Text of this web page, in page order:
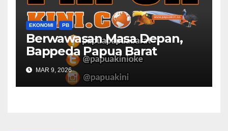
EKONOMI PB
Berwawasan Masa Depan,
Bappeda Papua Barat
Konsultasi Publik RKPD 2027
MAR 9, 2026